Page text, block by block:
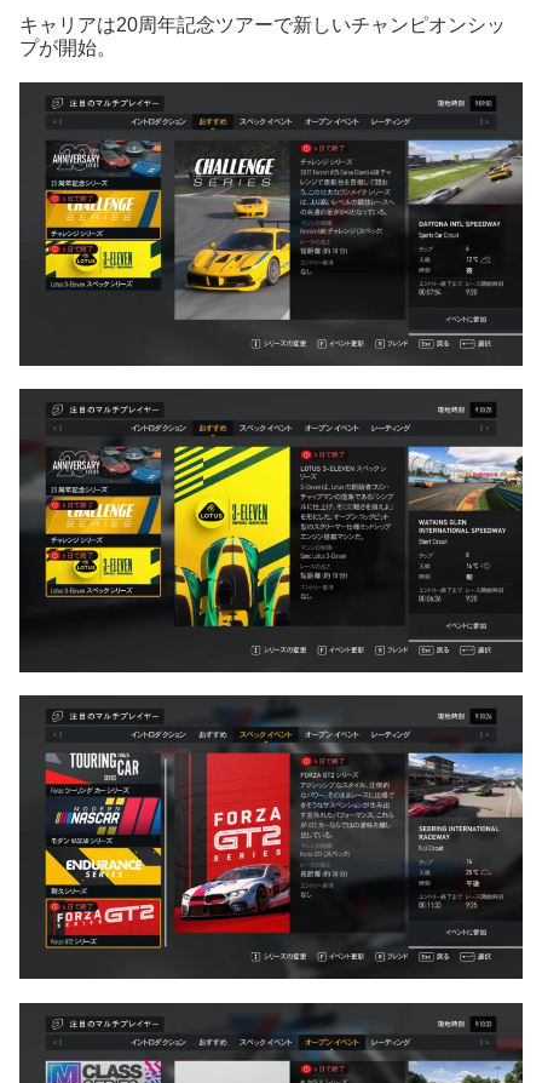
キャリアは20周年記念ツアーで新しいチャンピオンシッ
プが開始。